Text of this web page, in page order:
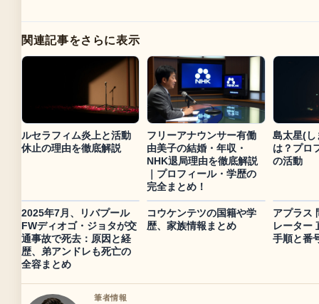
関連記事をさらに表示
ルセラフィム炎上と活動
休止の理由を徹底解説
フリーアナウンサー有働
由美子の結婚・年収・
NHK退局理由を徹底解説
｜プロフィール・学歴の
完全まとめ！
島太星(し
は？プロ
の活動
2025年7月、リバプール
FWディオゴ・ジョタが交
通事故で死去：原因と経
歴、弟アンドレも死亡の
全容まとめ
コウケンテツの国籍や学
歴、家族情報まとめ
アプラス
レーター
手順と番
筆者情報